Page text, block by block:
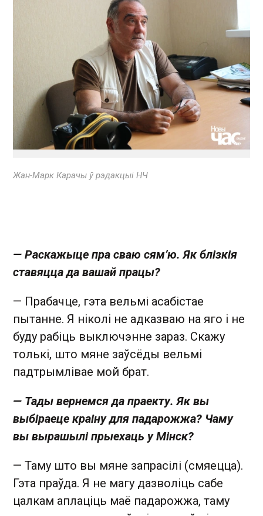
Жан-Марк Карачы ў рэдакцыі НЧ
— Раскажыце пра сваю сям’ю. Як блізкія
ставяцца да вашай працы?
— Прабачце, гэта вельмі асабістае
пытанне. Я ніколі не адказваю на яго і не
буду рабіць выключэнне зараз. Скажу
толькі, што мяне заўсёды вельмі
падтрымлівае мой брат.
— Тады вернемся да праекту. Як вы
выбіраеце краіну для падарожжа? Чаму
вы вырашылі прыехаць у Мінск?
— Таму што вы мяне запрасілі (смяецца).
Гэта праўда. Я не магу дазволіць сабе
цалкам аплаціць маё падарожжа, таму